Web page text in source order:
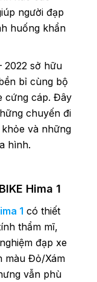
người đạp
huống khẩn
2022 sở hữu
bỉ cùng bộ
cứng cáp. Đây
chuyến đi
và những
hình.
Hima 1
1 có thiết
thẩm mĩ,
đạp xe
màu Đỏ/Xám
vẫn phù